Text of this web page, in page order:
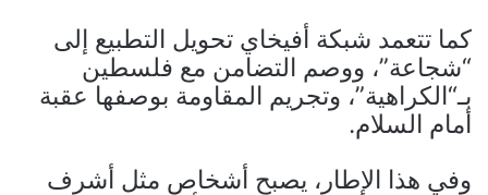
كما تتعمد شبكة أفيخاي تحويل التطبيع إلى
“شجاعة”، ووصم التضامن مع فلسطين
بـ“الكراهية”، وتجريم المقاومة بوصفها عقبة
أمام السلام.
وفي هذا الإطار، يصبح أشخاص مثل أشرف